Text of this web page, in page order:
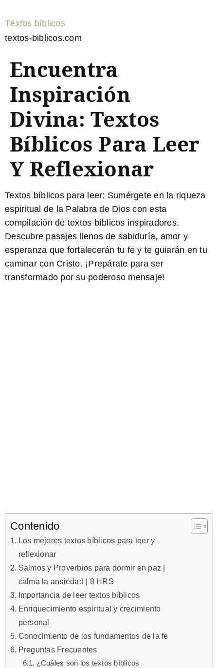
Téxtos bíblicos
textos-biblicos.com
Encuentra
Inspiración
Divina: Textos
Bíblicos Para Leer
Y Reflexionar
Textos bíblicos para leer: Sumérgete en la riqueza
espiritual de la Palabra de Dios con esta
compilación de textos bíblicos inspiradores.
Descubre pasajes llenos de sabiduría, amor y
esperanza que fortalecerán tu fe y te guiarán en tu
caminar con Cristo. ¡Prepárate para ser
transformado por su poderoso mensaje!
Contenido
Los mejores textos bíblicos para leer y
reflexionar
Salmos y Proverbios para dormir en paz |
calma la ansiedad | 8 HRS
Importancia de leer textos bíblicos
Enriquecimiento espiritual y crecimiento
personal
Conocimiento de los fundamentos de la fe
Preguntas Frecuentes
¿Cuáles son los textos bíblicos